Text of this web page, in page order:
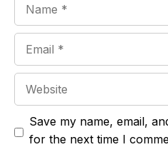
Save my name, email,
for the next time I